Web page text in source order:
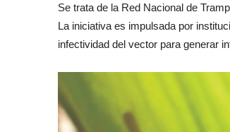
Se trata de la Red Nacional de
La iniciativa es impulsada por
infectividad del vector para generar